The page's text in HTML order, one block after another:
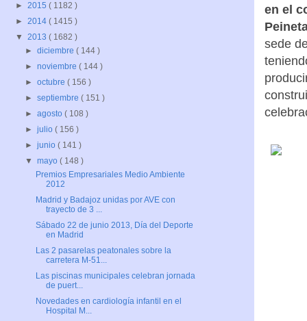
en el
sede
► 2015 ( 1182 )
► 2014 ( 1415 )
▼ 2013 ( 1682 )
►diciembre( 144 )
►noviembre( 144 )
►octubre( 156 )
►septiembre( 151 )
►agosto( 108 )
►julio( 156 )
►junio( 141 )
▼mayo( 148 )
Premios Empresariales Medio Ambiente
2012
Madrid y Badajoz unidas por AVE con
trayecto de 3 ...
Sábado 22 de junio 2013, Día del Deporte
en Madrid
Las 2 pasarelas peatonales sobre la
carretera M-51...
Las piscinas municipales celebran jornada
de puert...
Novedades en cardiología infantil en el
Hospital M...